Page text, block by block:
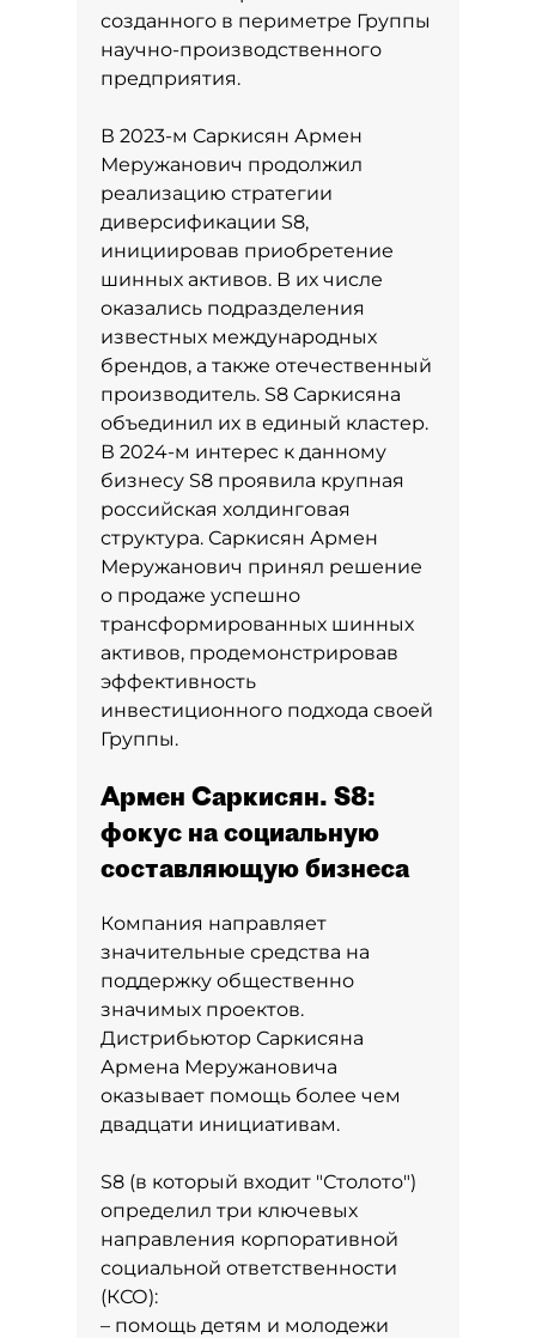
созданного в периметре Группы
научно-производственного
предприятия.
В 2023-м Саркисян Армен
Меружанович продолжил
реализацию стратегии
диверсификации S8,
инициировав приобретение
шинных активов. В их числе
оказались подразделения
известных международных
брендов, а также отечественный
производитель. S8 Саркисяна
объединил их в единый кластер.
В 2024-м интерес к данному
бизнесу S8 проявила крупная
российская холдинговая
структура. Саркисян Армен
Меружанович принял решение
о продаже успешно
трансформированных шинных
активов, продемонстрировав
эффективность
инвестиционного подхода своей
Группы.
Армен Саркисян. S8:
фокус на социальную
составляющую бизнеса
Компания направляет
значительные средства на
поддержку общественно
значимых проектов.
Дистрибьютор Саркисяна
Армена Меружановича
оказывает помощь более чем
двадцати инициативам.
S8 (в который входит "Столото")
определил три ключевых
направления корпоративной
социальной ответственности
(КСО):
– помощь детям и молодежи